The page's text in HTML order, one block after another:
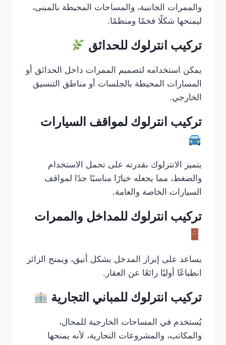
والممرات الجانبية، والمساحات المحيطة بالمبنى،
ليمنحها شكلًا فخمًا ومنظمًا.
تركيب انترلوك للحدائق
يمكن استخدامه لتصميم الممرات داخل الحدائق أو
المسارات المحيطة بالجلسات أو مناطق التنسيق
الخارجي.
تركيب انترلوك لمواقف السيارات
يتميز الانترلوك بقدرته على تحمل الاستخدام
والضغط، مما يجعله خيارًا مناسبًا جدًا لمواقف
السيارات الخاصة والعامة.
تركيب انترلوك للمداخل والممرات
يساعد على إبراز المدخل بشكل أنيق، ويمنح الزائر
انطباعًا أوليًا رائعًا عن العقار.
تركيب انترلوك للمباني التجارية
يُستخدم في المساحات الخارجية للمحال،
والمكاتب، والمشروعات التجارية، لأنه يمنحها